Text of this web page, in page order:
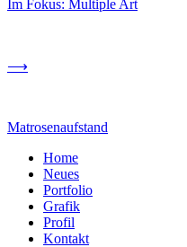
Im Fokus: Multiple Art
⟶
Matrosenaufstand
Home
Neues
Portfolio
Grafik
Profil
Kontakt